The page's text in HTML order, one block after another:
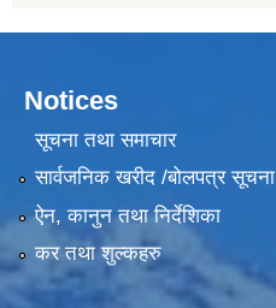
Notices
सूचना तथा समाचार
सार्वजनिक खरीद /बोलपत्र सूचना
ऐन, कानुन तथा निर्देशिका
कर तथा शुल्कहरु